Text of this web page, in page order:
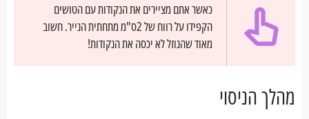
כאשר אתם מציירים את הנקודות עם הטושים
הקפידו על רווח של 2ס"מ מתחתית הנייר. חשוב
מאוד שהנוזל לא יכסה את הנקודות!
מהלך הניסוי